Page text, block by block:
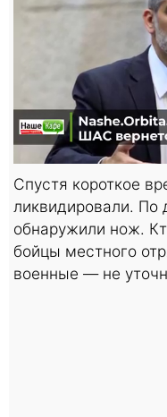
Спустя короткое
ликвидировали.
обнаружили нож.
бойцы местного
военные — не